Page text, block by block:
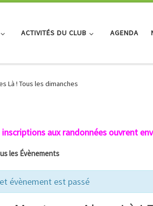
ACTIVITÉS DU CLUB AGENDA
Là ! Tous les dimanches
inscriptions aux randonnées ouvrent
les Évènements
évènement est passé